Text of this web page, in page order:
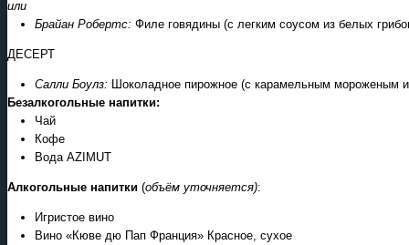
или
Брайан Робертс: Филе говядины (с легким соусом из белых
​ДЕСЕРТ
Салли Боулз: Шоколадное пирожное (с карамельным мороженым
Безалкогольные напитки:
Чай
Кофе
Вода AZIMUT
Алкогольные напитки (объём уточняется):
Игристое вино
Вино «Кюве дю Пап Франция» Красное, сухое